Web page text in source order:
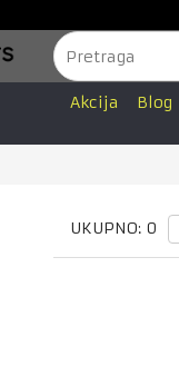
Akcija Blog
UKUPNO: 0